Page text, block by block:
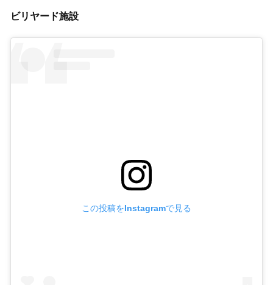
ビリヤード施設
この投稿をInstagramで見る